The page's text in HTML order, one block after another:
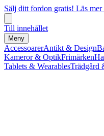
Sälj ditt fordon gratis! Läs
Till innehållet
Meny
AccessoarerAntikt & Design
Kameror & OptikFrimärken
Tablets & WearablesTrädgård